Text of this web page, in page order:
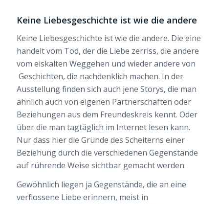
Keine Liebesgeschichte ist wie die andere
Keine Liebesgeschichte ist wie die andere. Die eine
handelt vom Tod, der die Liebe zerriss, die andere
vom eiskalten Weggehen und wieder andere von
Geschichten, die nachdenklich machen. In der
Ausstellung finden sich auch jene Storys, die man
ähnlich auch von eigenen Partnerschaften oder
Beziehungen aus dem Freundeskreis kennt. Oder
über die man tagtäglich im Internet lesen kann.
Nur dass hier die Gründe des Scheiterns einer
Beziehung durch die verschiedenen Gegenstände
auf rührende Weise sichtbar gemacht werden.
Gewöhnlich liegen ja Gegenstände, die an eine
verflossene Liebe erinnern, meist in